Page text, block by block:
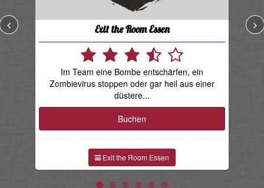
Exit the Room Essen
Im Team eine Bombe entschärfen, ein
Zombievirus stoppen oder gar heil aus einer
düstere...
Buchen
Exit the Room Essen